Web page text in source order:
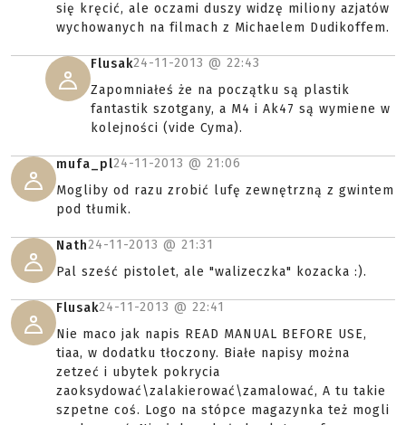
się kręcić, ale oczami duszy widzę miliony azjatów
wychowanych na filmach z Michaelem Dudikoffem.
Flusak24-11-2013 @ 22:43
Zapomniałeś że na początku są plastik
fantastik szotgany, a M4 i Ak47 są wymiene w
kolejności (vide Cyma).
mufa_pl24-11-2013 @ 21:06
Mogliby od razu zrobić lufę zewnętrzną z gwintem
pod tłumik.
Nath24-11-2013 @ 21:31
Pal sześć pistolet, ale "walizeczka" kozacka :).
Flusak24-11-2013 @ 22:41
Nie maco jak napis READ MANUAL BEFORE USE,
tiaa, w dodatku tłoczony. Białe napisy można
zetzeć i ubytek pokrycia
zaoksydować\zalakierować\zamalować, A tu takie
szpetne coś. Logo na stópce magazynka też mogli